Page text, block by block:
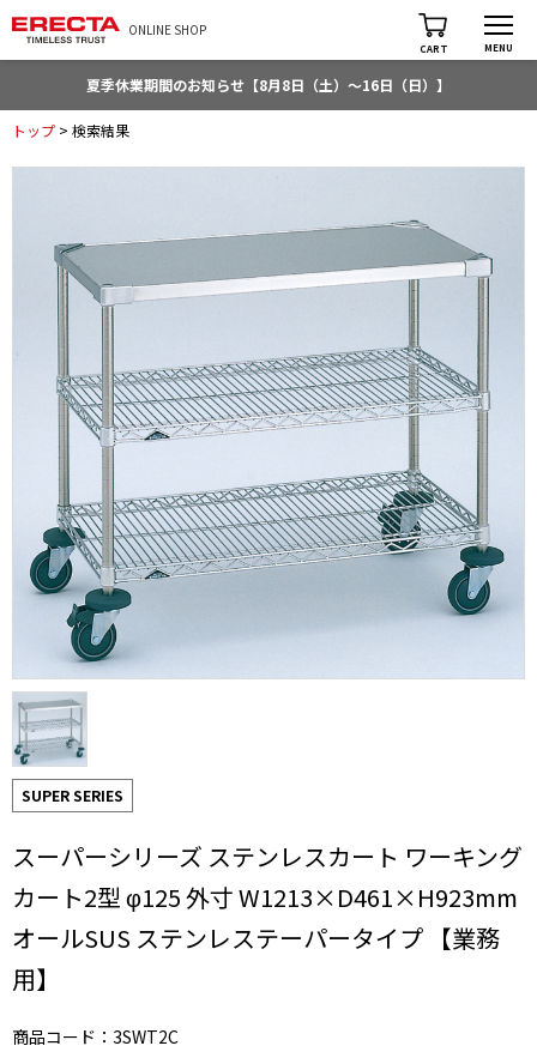
ONLINE SHOP
CART MENU
夏季休業期間のお知らせ【8月8日（土）～16日（日）】
トップ > 検索結果
SUPER SERIES
スーパーシリーズ ステンレスカート ワーキング
カート2型 φ125 外寸 W1213×D461×H923mm
オールSUS ステンレステーパータイプ 【業務
用】
商品コード：3SWT2C